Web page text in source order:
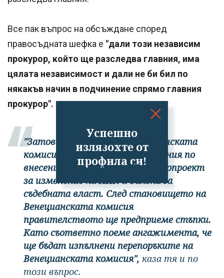
Успешно
излязохте от
профила си!
Все пак въпрос на обсъждане според
правосъдната шефка е "дали този независим
прокурор, който ще разследва главния, има
цялата независимост и дали не би бил по
някакъв начин в подчинение спрямо главния
прокурор".
"Затова за нас е ценно Венецианската
комисия да каже своите виждания по
внесения в момента в НС законопроект
за изменение на НПК и Закона за
съдебната власт. След становището на
Венецианската комисия
правителството ще предприеме стъпки.
Като съответно поеме ангажимента, че
ще бъдат изпълнени перепоръките на
Венецианската комисия", каза тя и по
този въпрос.